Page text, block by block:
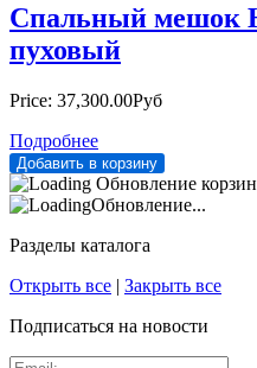
Спальный мешок
пуховый
Price: 37,300.00Руб
Подробнее
Обновление
Обновление...
Разделы каталога
Открыть все | Закрыть все
Подписаться на новости